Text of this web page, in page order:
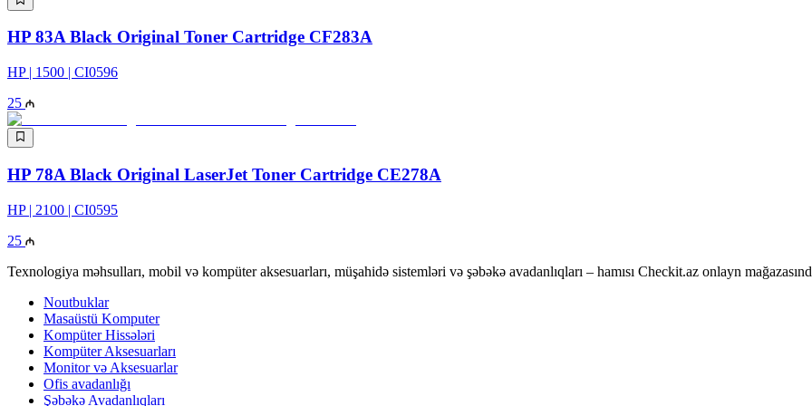
HP 83A Black Original Toner Cartridge CF283A
HP | 1500 | CI0596
25
HP 78A Black Original LaserJet Toner Cartridge CE278A
HP | 2100 | CI0595
25
Texnologiya məhsulları, mobil və kompüter aksesuarları, müşahidə sistemləri və şəbəkə avadanlıqları – hamısı Checkit.az onlayn
Noutbuklar
Masaüstü Komputer
Kompüter Hissələri
Kompüter Aksesuarları
Monitor və Aksesuarlar
Ofis avadanlığı
Şəbəkə Avadanlıqları